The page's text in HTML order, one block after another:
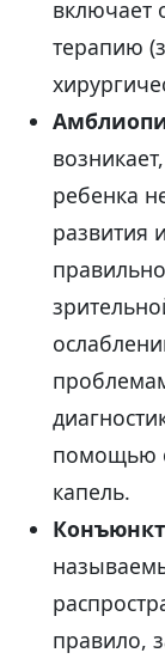
включает
терапию
ребенка
развития
помощью
капель.
правило,